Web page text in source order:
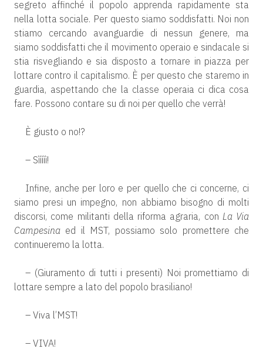
segreto affinché il popolo apprenda rapidamente sta
nella lotta sociale. Per questo siamo soddisfatti. Noi non
stiamo cercando avanguardie di nessun genere, ma
siamo soddisfatti che il movimento operaio e sindacale si
stia risvegliando e sia disposto a tornare in piazza per
lottare contro il capitalismo. È per questo che staremo in
guardia, aspettando che la classe operaia ci dica cosa
fare. Possono contare su di noi per quello che verrà!
È giusto o no!?
– Sììììì!
Infine, anche per loro e per quello che ci concerne, ci
siamo presi un impegno, non abbiamo bisogno di molti
discorsi, come militanti della riforma agraria, con La Via
Campesina ed il MST, possiamo solo promettere che
continueremo la lotta.
– (Giuramento di tutti i presenti) Noi promettiamo di
lottare sempre a lato del popolo brasiliano!
– Viva l’MST!
– VIVA!